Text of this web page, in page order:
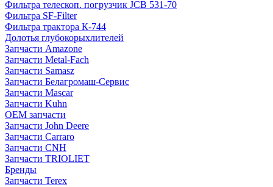
Фильтра телескоп. погрузчик JCB 531-70
Фильтра SF-Filter
Фильтра трактора К-744
Долотья глубокорыхлителей
Запчасти Amazone
Запчасти Metal-Fach
Запчасти Samasz
Запчасти Белагромаш-Сервис
Запчасти Mascar
Запчасти Kuhn
OEM запчасти
Запчасти John Deere
Запчасти Carraro
Запчасти CNH
Запчасти TRIOLIET
Бренды
Запчасти Terex